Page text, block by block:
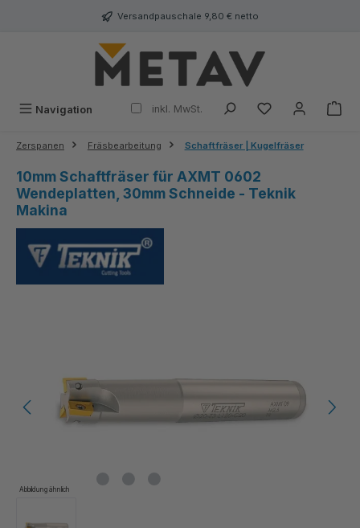
Versandpauschale 9,80 € netto
Navigation inkl. MwSt.
Zerspanen Fräsbearbeitung Schaftfräser | Kugelfräser
10mm Schaftfräser für AXMT 0602
Wendeplatten, 30mm Schneide - Teknik
Makina
Abbildung ähnlich